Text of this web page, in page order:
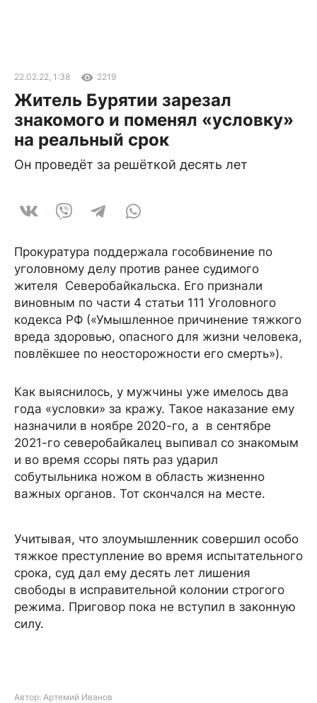
22.02.22, 1:38 2219
Житель Бурятии зарезал
знакомого и поменял «условку»
на реальный срок
Он проведёт за решёткой десять лет
Прокуратура поддержала гособвинение по
уголовному делу против ранее судимого
жителя Северобайкальска. Его признали
виновным по части 4 статьи 111 Уголовного
кодекса РФ («Умышленное причинение тяжкого
вреда здоровью, опасного для жизни человека,
повлёкшее по неосторожности его смерть»).
Как выяснилось, у мужчины уже имелось два
года «условки» за кражу. Такое наказание ему
назначили в ноябре 2020-го, а в сентябре
2021-го северобайкалец выпивал со знакомым
и во время ссоры пять раз ударил
собутыльника ножом в область жизненно
важных органов. Тот скончался на месте.
Учитывая, что злоумышленник совершил особо
тяжкое преступление во время испытательного
срока, суд дал ему десять лет лишения
свободы в исправительной колонии строгого
режима. Приговор пока не вступил в законную
силу.
Автор: Артемий Иванов